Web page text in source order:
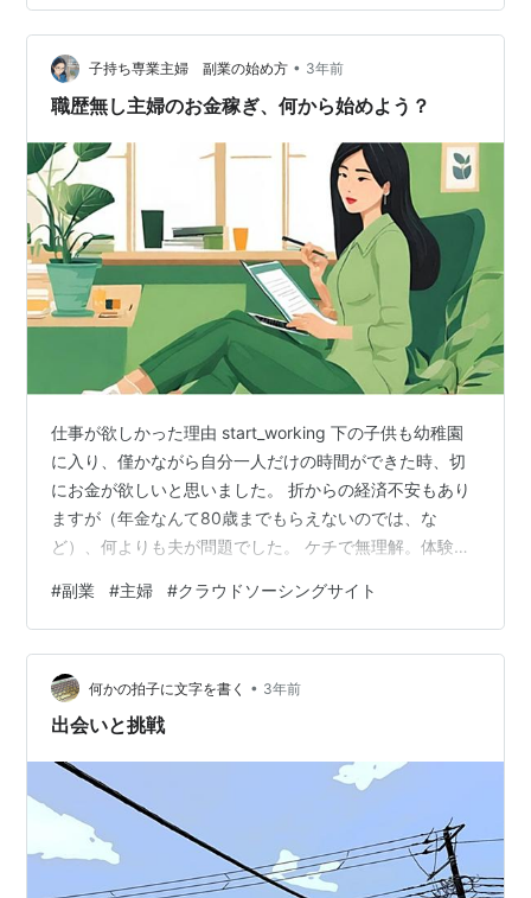
品できる 納品時に承認されないことや、修正依頼が入る
こともある 単価はタスクよりは上 私がアンケートの次に
手を出したのは、もちろんタスク型の方でした。経歴等
を書く必要がなく、書いたものの…
子持ち専業主婦 副業の始め方 • 3年前
職歴無し主婦のお金稼ぎ、何から始めよう？
仕事が欲しかった理由 start_working 下の子供も幼稚園
に入り、僅かながら自分一人だけの時間ができた時、切
にお金が欲しいと思いました。 折からの経済不安もあり
ますが（年金なんて80歳までもらえないのでは、な
ど）、何よりも夫が問題でした。 ケチで無理解。体験に
と、嫌がること！ しかし幼稚園は終わるのが早い。 2時
台にはお迎えに行くようでは、パートも難しく感じまし
た。 おまけに私には助けてくれる親もいません。 （生存
はしていますが、飛行機の距離なので頼めません） オン
ラインでなら、働ける！？ そんなこんなで、指をくわえ
#副業 #主婦 #クラウドソーシングサイト
何かの拍子に文字を書く • 3年前
出会いと挑戦